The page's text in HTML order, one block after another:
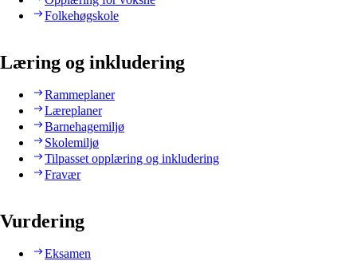
Folkehøgskole
Læring og inkludering
Rammeplaner
Læreplaner
Barnehagemiljø
Skolemiljø
Tilpasset opplæring og inkludering
Fravær
Vurdering
Eksamen